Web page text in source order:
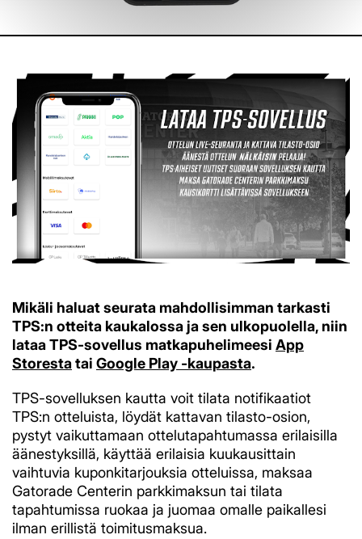
Mikäli haluat seurata mahdollisimman tarkasti
TPS:n otteita kaukalossa ja sen ulkopuolella, niin
lataa TPS-sovellus matkapuhelimeesi App
Storestatai Google Play -kaupasta.
TPS-sovelluksen kautta voit tilata notifikaatiot
TPS:n otteluista, löydät kattavan tilasto-osion,
pystyt vaikuttamaan ottelutapahtumassa erilaisilla
äänestyksillä, käyttää erilaisia kuukausittain
vaihtuvia kuponkitarjouksia otteluissa, maksaa
Gatorade Centerin parkkimaksun tai tilata
tapahtumissa ruokaa ja juomaa omalle paikallesi
ilman erillistä toimitusmaksua.